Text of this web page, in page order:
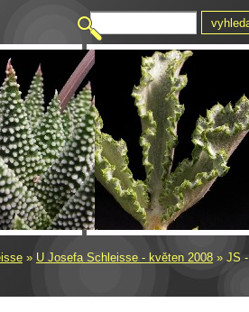
» U Josefa Schleisse - květen 2008 » JS -